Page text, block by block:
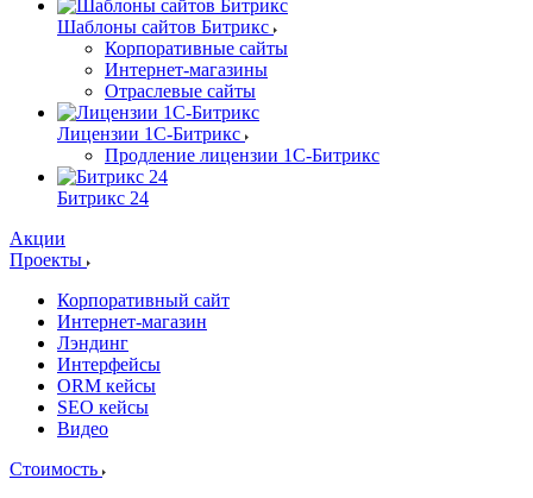
Шаблоны сайтов Битрикс
Корпоративные сайты
Интернет-магазины
Отраслевые сайты
Лицензии 1С-Битрикс
Продление лицензии 1С-Битрикс
Битрикс 24
Акции
Проекты
Корпоративный сайт
Интернет-магазин
Лэндинг
Интерфейсы
ORM кейсы
SEO кейсы
Видео
Стоимость